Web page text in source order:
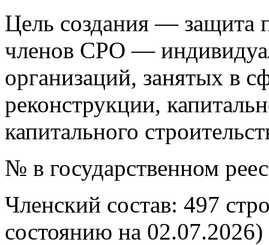
Цель создания — защита
членов СРО —
организаций, занятых в
реконструкции,
капитального
№ в государственном
Членский состав: 497
состоянию на 02.07.2026)